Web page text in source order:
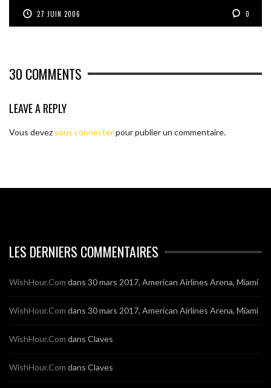
27 JUIN 2006 0
30 COMMENTS
LEAVE A REPLY
Vous devezvous connecterpour publier un commentaire.
LES DERNIERS COMMENTAIRES
WishHour.Com dans 30 mars 2017, American Airlines Arena, Miami
WishHour.Com dans 30 mars 2017, American Airlines Arena, Miami
WishHour.Com dans Claves
WishHour.Com dans Claves